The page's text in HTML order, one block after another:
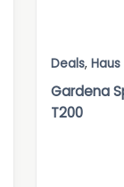
Deals,
Gardena
T200